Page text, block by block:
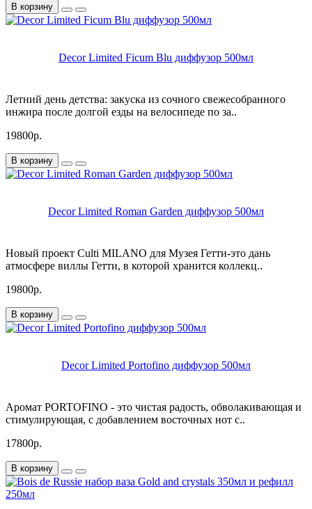
В корзину
Decor Limited Ficum Blu диффузор 500мл
Летний день детства: закуска из сочного свежесобранного
инжира после долгой езды на велосипеде по за..
19800р.
В корзину
Decor Limited Roman Garden диффузор 500мл
Новый проект Culti MILANO для Музея Гетти-это дань
атмосфере виллы Гетти, в которой хранится коллекц..
19800р.
В корзину
Decor Limited Portofino диффузор 500мл
Аромат PORTOFINO - это чистая радость, обволакивающая и
стимулирующая, с добавлением восточных нот с..
17800р.
В корзину